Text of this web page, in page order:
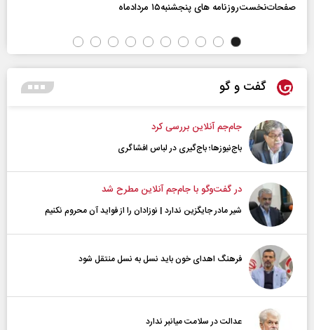
صفحات‌نخست‌روزنامه ها‌ی پنجشنبه‌۱۵ مردادماه
گفت و گو
جام‌جم آنلاین بررسی کرد
باج‌نیوزها؛ باج‌گیری در لباس افشاگری
در گفت‌و‌گو با جام‌جم آنلاین مطرح شد
شیر مادر جایگزین ندارد | نوزادان را از فواید آن محروم نکنیم
فرهنگ اهدای خون باید نسل به نسل منتقل شود
عدالت در سلامت میانبر ندارد